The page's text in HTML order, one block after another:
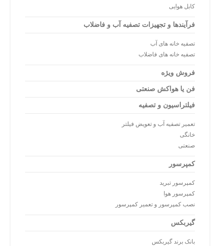
کابل هوایی
فرآیندها و تجهیزات تصفیه آب و فاضلاب
تصفیه خانه های آب
تصفیه خانه های فاضلاب
فروش ویژه
فن یا هواکش صنعتی
فیلتراسیون و تصفیه
تعمیر تصفیه آب و تعویض فیلتر
خانگی
صنعتی
کمپرسور
کمپرسور تبرید
کمپرسور هوا
نصب کمپرسور و تعمیر کمپرسور
گیربکس
بانک برند گیربکس